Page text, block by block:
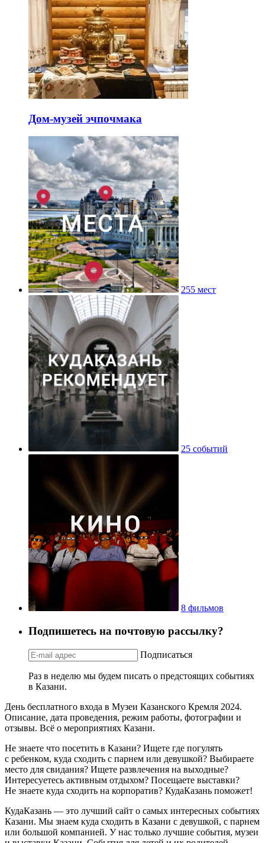
Дом-музей эчпочмака
255 мест
25 событий
8 фильмов
Подпишетесь на почтовую рассылку?
Подписаться
Раз в неделю мы будем писать о предстоящих событиях
в Казани.
День бесплатного входа в Музеи Казанского Кремля 2024.
Описание, дата проведения, режим работы, фотографии и
отзывы. Всё о мероприятиях Казани.
Не знаете что посетить в Казани? Ищете где погулять
с ребенком, куда сходить с парнем или девушкой? Выбираете
место для свидания? Ищете развлечения на выходные?
Интересуетесь активным отдыхом? Посещаете выставки?
Не знаете куда сходить на корпоратив? КудаКазань поможет!
КудаКазань — это лучший сайт о самых интересных событиях
Казани. Мы знаем куда сходить в Казани с девушкой, с парнем
или большой компанией. У нас только лучшие события, музеи